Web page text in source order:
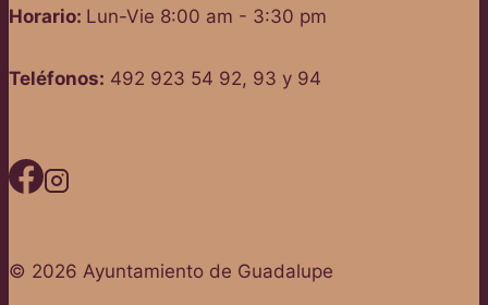
Horario: Lun-Vie 8:00 am - 3:30 pm
Teléfonos: 492 923 54 92, 93 y 94
© 2026 Ayuntamiento de Guadalupe